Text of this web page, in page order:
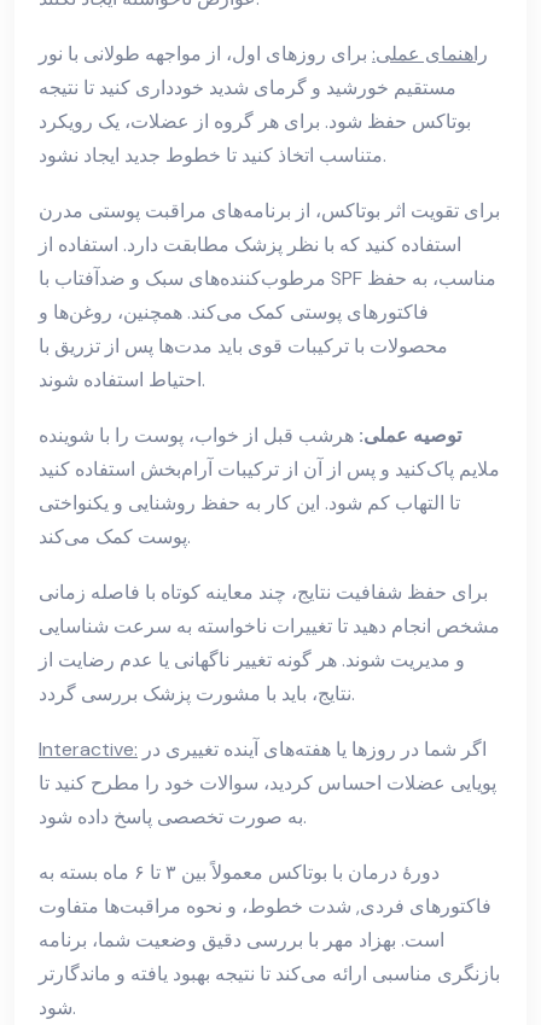
راهنمای عملی: برای روزهای اول، از مواجهه طولانی با نور
مستقیم خورشید و گرمای شدید خودداری کنید تا نتیجه
بوتاکس حفظ شود. برای هر گروه از عضلات، یک رویکرد
متناسب اتخاذ کنید تا خطوط جدید ایجاد نشود.
برای تقویت اثر بوتاکس، از برنامه‌های مراقبت پوستی مدرن
استفاده کنید که با نظر پزشک مطابقت دارد. استفاده از
مرطوب‌کننده‌های سبک و ضدآفتاب با SPF مناسب، به حفظ
فاکتورهای پوستی کمک می‌کند. همچنین، روغن‌ها و
محصولات با ترکیبات قوی باید مدت‌ها پس از تزریق با
احتیاط استفاده شوند.
توصیه عملی: هرشب قبل از خواب، پوست را با شوینده
ملایم پاک‌کنید و پس از آن از ترکیبات آرام‌بخش استفاده کنید
تا التهاب کم شود. این کار به حفظ روشنایی و یکنواختی
پوست کمک می‌کند.
برای حفظ شفافیت نتایج، چند معاینه کوتاه با فاصله زمانی
مشخص انجام دهید تا تغییرات ناخواسته به سرعت شناسایی
و مدیریت شوند. هر گونه تغییر ناگهانی یا عدم رضایت از
نتایج، باید با مشورت پزشک بررسی گردد.
Interactive:
پویایی عضلات احساس کردید، سوالات خود را مطرح کنید تا
به صورت تخصصی پاسخ داده شود.
دورۀ درمان با بوتاکس معمولاً بین ۳ تا ۶ ماه بسته به
فاکتورهای فردی, شدت خطوط، و نحوه مراقبت‌ها متفاوت
است. بهزاد مهر با بررسی دقیق وضعیت شما، برنامه
بازنگری مناسبی ارائه می‌کند تا نتیجه بهبود یافته و ماندگارتر
شود.